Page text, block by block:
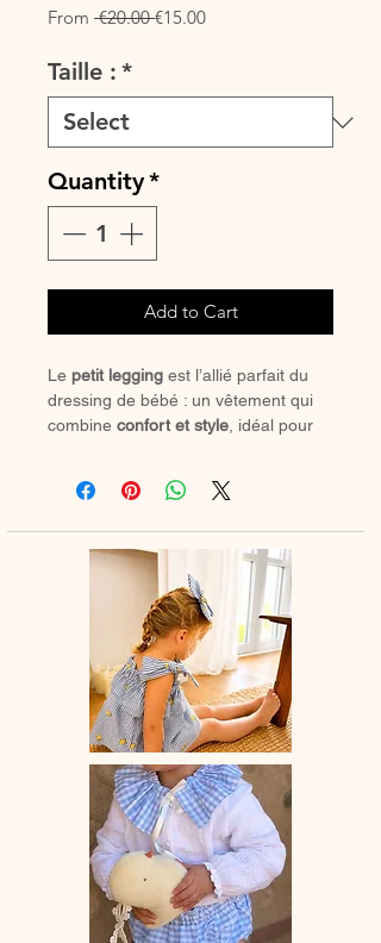
From €20.00 Regular
€15.00Sale
Taille : *
Quantity*
Add to Cart
Le petit legging est l’allié parfait du
dressing de bébé : un vêtement qui
combine confort et style , idéal pour
élastiquée, il s’adapte facilement et
totale.
Attention le legging taille grand.
Entièrement réalisé à la main en
, chaque legging est unique et
confectionné avec soin.
💛 Une pièce simple et intemporelle,
à associer avec une blouse, un pull
ou un petit gilet pour un look tendre
et pratique.
Délai de fabrication: 15 à 28 jours
ouvrés, selon les commandes en
cours.
Entretien
: lavage à la main ou en
machine à 30° (cycle délicat, couleurs
similaires). Ne pas utiliser de sèche-